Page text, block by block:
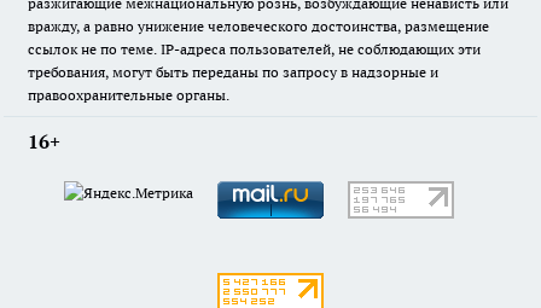
вражду, а равно унижение человеческого достоинства, размещение
ссылок не по теме. IP-адреса пользователей, не соблюдающих эти
требования, могут быть переданы по запросу в надзорные и
правоохранительные органы.
16+